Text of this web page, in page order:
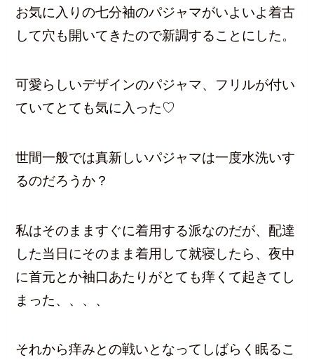
お気に入りの七分袖のパジャマがいよいよ着古
して穴も開いてきたので新調することにした。
可愛らしいデザインのパジャマ、フリルが付い
ていてとても気に入った♡
世間一般では真新しいパジャマは一度水洗いす
るのだろうか？
私はそのまますぐに着用する派なのだが、配達
した当日にそのまま着用して就寝したら、夜中
に首元とか袖口あたりがとても痒くて起きてし
まった、、、、
それから痒みとの戦いとなってしばらく眠るこ